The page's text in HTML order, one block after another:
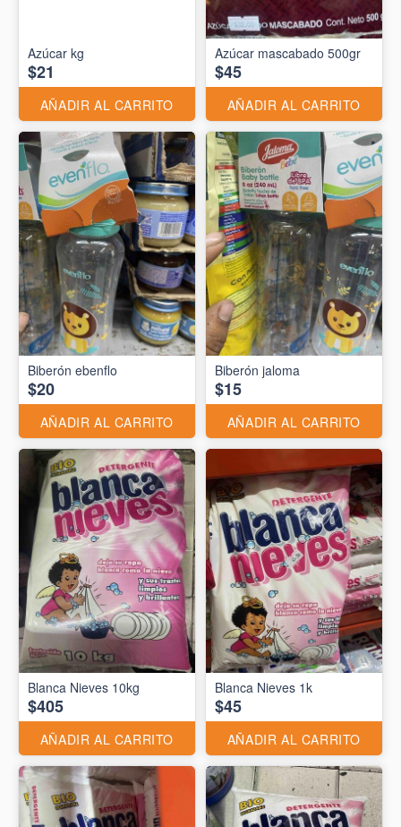
Azúcar kg
$21
AÑADIR AL CARRITO
Azúcar mascabado 500gr
$45
AÑADIR AL CARRITO
Biberón ebenflo
$20
AÑADIR AL CARRITO
Biberón jaloma
$15
AÑADIR AL CARRITO
Blanca Nieves 10kg
$405
AÑADIR AL CARRITO
Blanca Nieves 1k
$45
AÑADIR AL CARRITO